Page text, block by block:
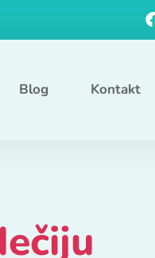
Blog Kontakt